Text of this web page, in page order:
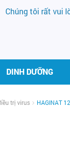
Chúng tôi rất vui
DINH DƯỠNG
trị virus HAGINAT